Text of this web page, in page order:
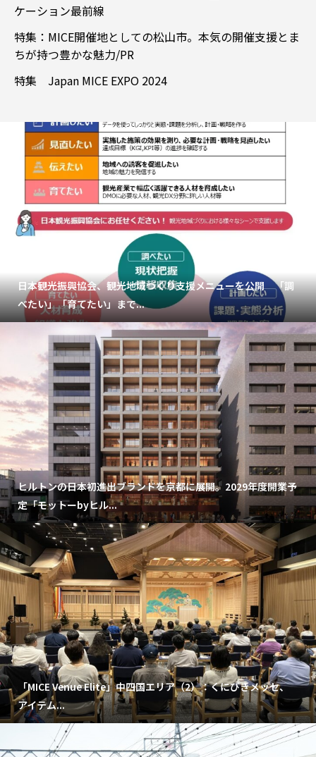
ケーション最前線
特集：MICE開催地としての松山市。本気の開催支援とま
ちが持つ豊かな魅力/PR
特集 Japan MICE EXPO 2024
日本観光振興協会、観光地域づくり支援メニューを公開 「調
べたい」「育てたい」まで...
ヒルトンの日本初進出ブランドを京都に展開。2029年度開業予
定「モットーbyヒル...
「MICE Venue Elite」中四国エリア（2）：くにびきメッセ、
アイテム...